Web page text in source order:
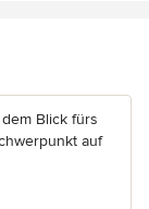
Blick fürs
auf